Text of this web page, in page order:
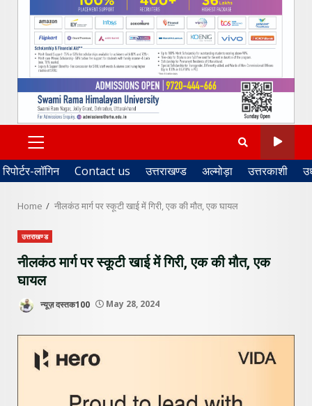
PRIMARY
MENU
रिपोर्टर-लॉगिन Contact us उत्तराखण्ड अल्मोड़ा उत्तरकाशी
Home नीलकंठ मार्ग पर स्कूटी खाई में गिरी, एक की मौत, एक घायल
उत्तराखण्ड
नीलकंठ मार्ग पर स्कूटी खाई में गिरी, एक की मौत, एक
घायल
न्यूज़ दस्तक100 May 28, 2024